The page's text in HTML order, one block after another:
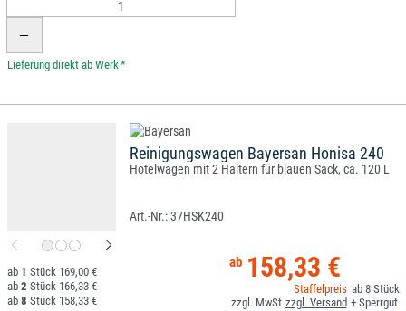
*
Reinigungswagen Bayersan Honisa 240
Hotelwagen mit 2 Haltern für blauen Sack, ca. 120 L
37HSK240
158,33 €
8
1
169,00 €
2
166,33 €
8
158,33 €